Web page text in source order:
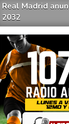
Real Madrid
2032